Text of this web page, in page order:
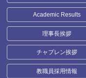
Academic Results
理事長挨拶
チャプレン挨拶
教職員採用情報